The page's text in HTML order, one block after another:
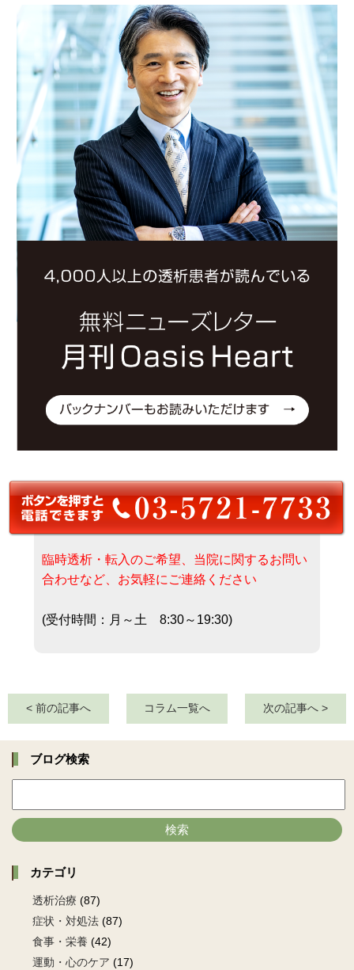
臨時透析・転入のご希望、当院に関するお問い
合わせなど、お気軽にご連絡ください
(受付時間：月～土 8:30～19:30)
< 前の記事へ コラム一覧へ 次の記事へ >
ブログ検索
検索
カテゴリ
透析治療 (87)
症状・対処法 (87)
食事・栄養 (42)
運動・心のケア (17)